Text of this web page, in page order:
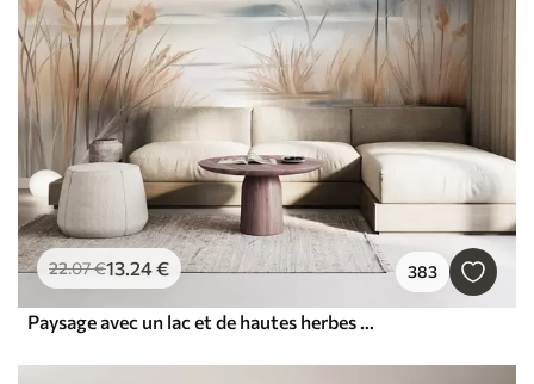
22.07€13.24€ 383
Paysage avec un lac et de hautes herbes au premier plan, des montagnes à l'arrière-plan, des couleurs douces, texturé